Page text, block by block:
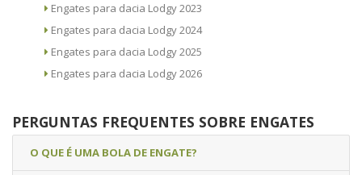
Engates para dacia Lodgy 2023
Engates para dacia Lodgy 2024
Engates para dacia Lodgy 2025
Engates para dacia Lodgy 2026
PERGUNTAS FREQUENTES SOBRE ENGATES
O QUE É UMA BOLA DE ENGATE?